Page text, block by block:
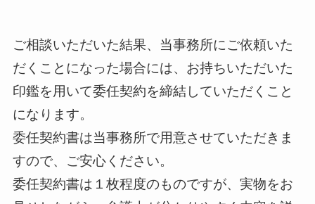
ご相談いただいた結果、当事務所にご依頼いた
だくことになった場合には、お持ちいただいた
印鑑を用いて委任契約を締結していただくこと
になります。
委任契約書は当事務所で用意させていただきま
すので、ご安心ください。
委任契約書は１枚程度のものですが、実物をお